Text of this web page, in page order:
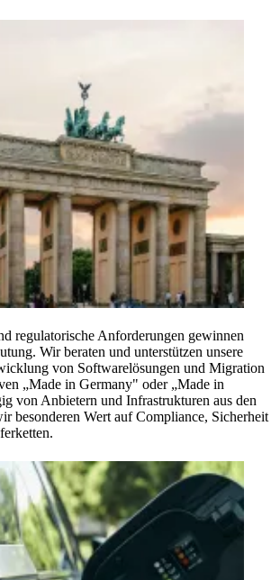
regulatorische Anforderungen gewinnen
Wir beraten und unterstützen unsere
von Softwarelösungen und Migration
„Made in Germany" oder „Made in
von Anbietern und Infrastrukturen aus den
besonderen Wert auf Compliance, Sicherheit